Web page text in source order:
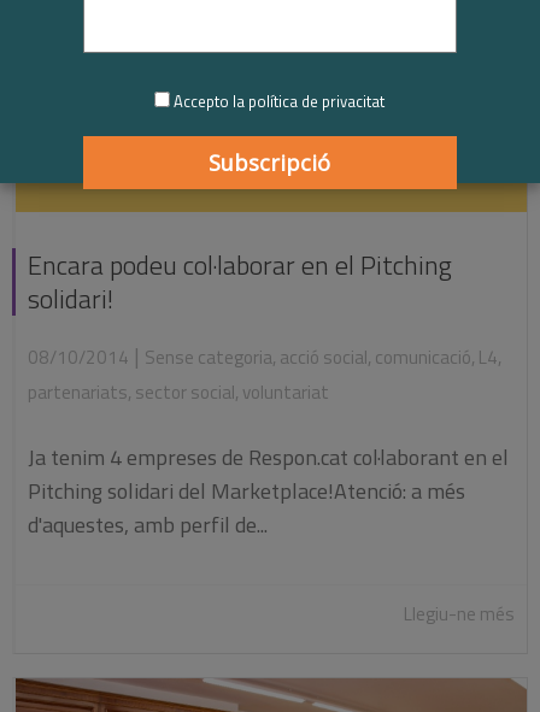
Encara podeu col·laborar en el Pitching
solidari!
08/10/2014 | Sense categoria, acció social, comunicació, L4,
partenariats, sector social, voluntariat
Ja tenim 4 empreses de Respon.cat col·laborant en el
Pitching solidari del Marketplace!Atenció: a més
d'aquestes, amb perfil de...
Llegiu-ne més
Accepto la política de privacitat